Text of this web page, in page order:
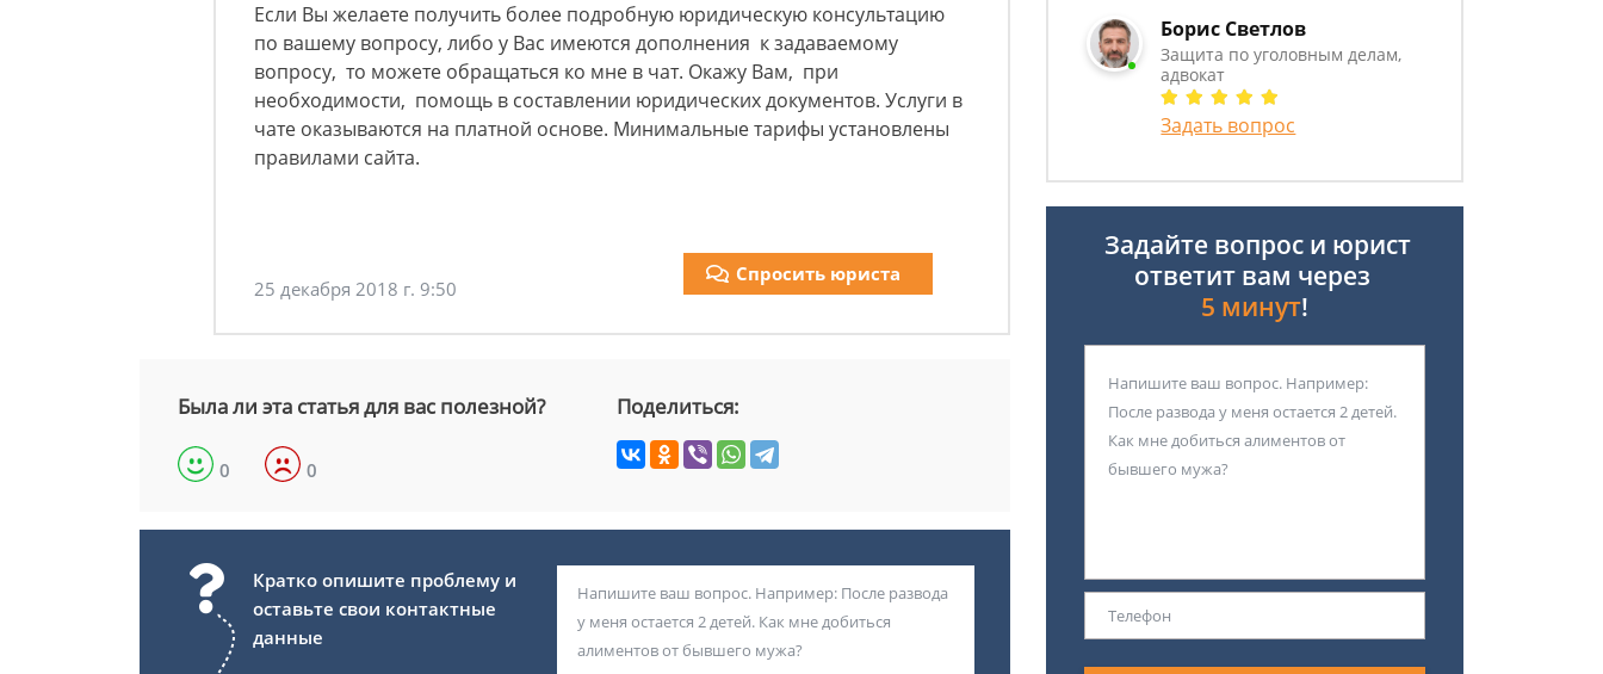
Если Вы желаете получить более подробную юридическую консультацию
по вашему вопросу, либо у Вас имеются дополнения к задаваемому
вопросу, то можете обращаться ко мне в чат. Окажу Вам, при
необходимости, помощь в составлении юридических документов. Услуги в
чате оказываются на платной основе. Минимальные тарифы установлены
правилами сайта.
25 декабря 2018 г. 9:50
Спросить юриста
Была ли эта статья для вас полезной?
0 0
Поделиться:
Кратко опишите проблему и
оставьте свои контактные
данные
Борис Светлов
Защита по уголовным делам,
адвокат
Задать вопрос
Задайте вопрос и юрист
ответит вам через
5 минут!